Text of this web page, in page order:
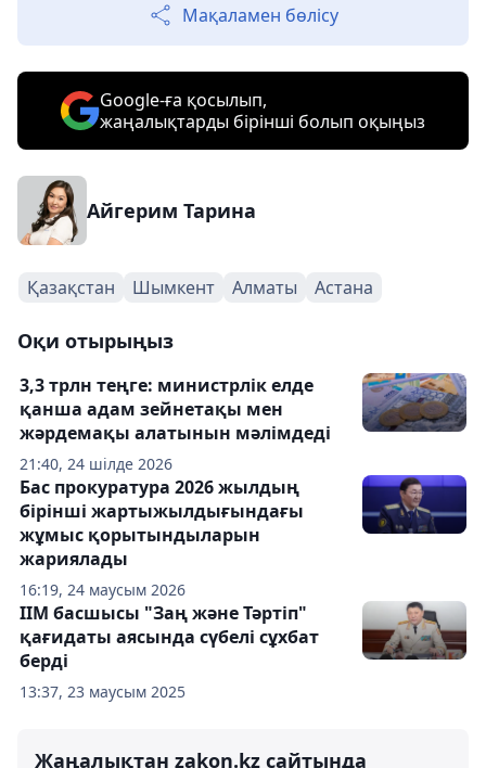
Мақаламен бөлісу
Google-ға қосылып,
жаңалықтарды бірінші болып оқыңыз
Айгерим Тарина
Қазақстан Шымкент Алматы Астана
Оқи отырыңыз
21:40, 24 шілде 2026
3,3 трлн теңге: министрлік елде
қанша адам зейнетақы мен
жәрдемақы алатынын мәлімдеді
16:19, 24 маусым 2026
Бас прокуратура 2026 жылдың
бірінші жартыжылдығындағы
жұмыс қорытындыларын
жариялады
13:37, 23 маусым 2025
ІІМ басшысы "Заң және Тәртіп"
қағидаты аясында сүбелі сұхбат
берді
Жаңалықтан zakon.kz сайтында